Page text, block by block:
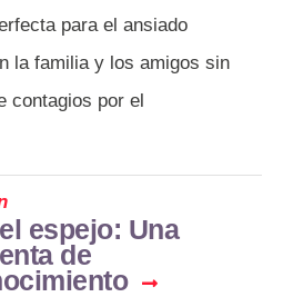
para el ansiado
la familia y los amigos sin
contagios por el
espejo: Una
de